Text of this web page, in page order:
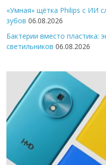
«Умная» щётка Philips с ИИ
зубов 06.08.2026
Бактерии вместо пластика:
светильников 06.08.2026